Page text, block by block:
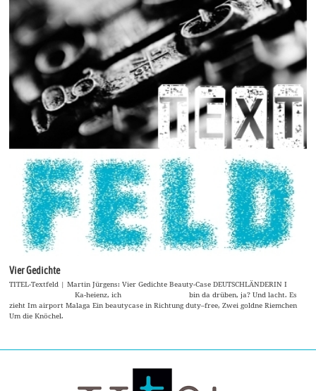
Vier Gedichte
TITEL-Textfeld | Martin Jürgens: Vier Gedichte Beauty-Case DEUTSCHLÄNDERIN I
Ka-heienz, ich bin da drüben, ja? Und lacht. Es
zieht Im airport Malaga Ein beautycase in Richtung duty–free, Zwei goldne Riemchen
Um die Knöchel.